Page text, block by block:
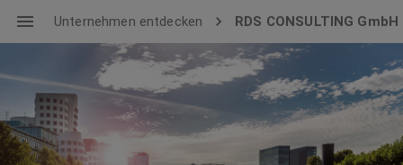
Unternehmen entdecken RDS CONSULTING GmbH